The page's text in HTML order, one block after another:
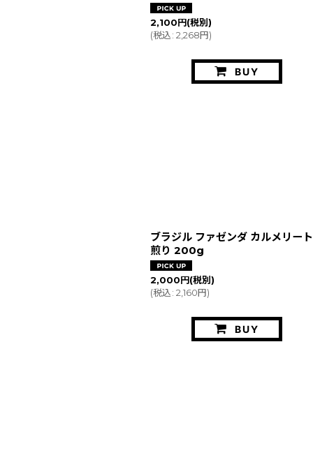
2,100円(税別)
(税込: 2,268円)
BUY
ブラジル ファゼンダ カルメリー
煎り 200g
2,000円(税別)
(税込: 2,160円)
BUY